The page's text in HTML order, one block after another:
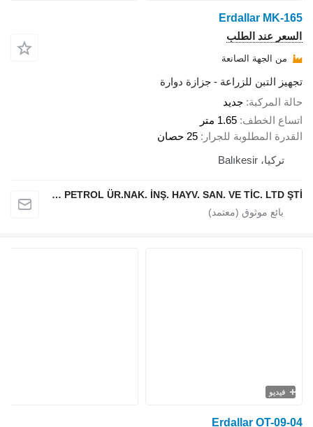
Erdallar MK-165
السعر عند الطلب
من الجهة الصانعة
تجهيز التبن للزراعة - جزازة دوارة
حالة المركبة جديد
اتساع الخطف 1.65 متر
القدرة المطلوبة للجرار
25 حصان
تركيا، Balıkesir
ERDALLAR TARIMSAL MAKİNA PETROL ÜR.NAK. İNŞ. HAYV. SAN. VE TİC. LTD ŞTİ
فيديو
Erdallar OT-09-04